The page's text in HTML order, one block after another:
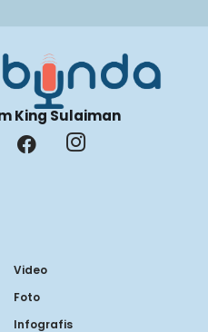
King Sulaiman
Video
Foto
Infografis